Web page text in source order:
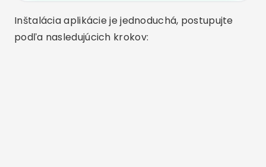
Inštalácia aplikácie je jednoduchá, postupujte
podľa nasledujúcich krokov: